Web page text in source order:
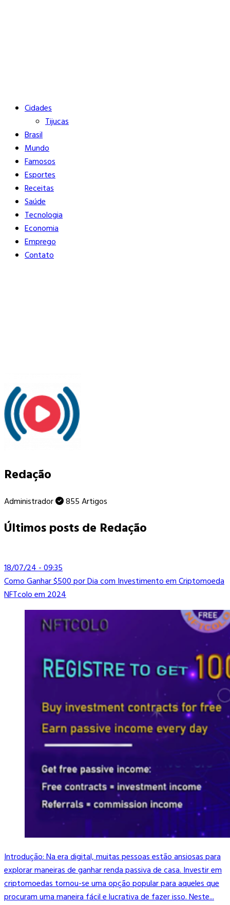
Cidades
Tijucas
Brasil
Mundo
Famosos
Esportes
Receitas
Saúde
Tecnologia
Economia
Emprego
Contato
Redação
Administrador 855 Artigos
Últimos posts de Redação
18/07/24 - 09:35
Como Ganhar $500 por Dia com Investimento em Criptomoeda
NFTcolo em 2024
Introdução: Na era digital, muitas pessoas estão ansiosas para
explorar maneiras de ganhar renda passiva de casa. Investir em
criptomoedas tornou-se uma opção popular para aqueles que
procuram uma maneira fácil e lucrativa de fazer isso. Neste...